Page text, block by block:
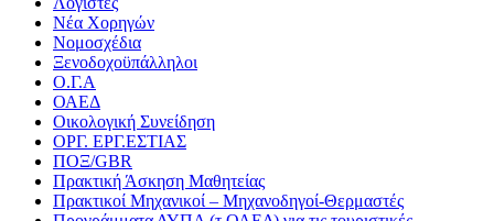
Νέα Χορηγών
Νομοσχέδια
Ξενοδοχοϋπάλληλοι
Ο.Γ.Α
ΟΑΕΔ
Οικολογική Συνείδηση
ΟΡΓ. ΕΡΓ.ΕΣΤΙΑΣ
ΠΟΞ/GBR
Πρακτική Άσκηση Μαθητείας
Πρακτικοί Μηχανικοί – Μηχανοδηγοί-Θερμαστές